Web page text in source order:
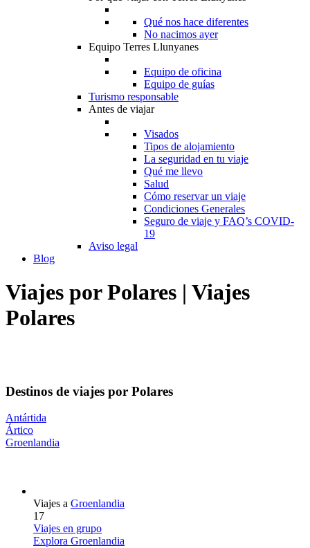
Qué nos hace diferentes
No nacimos ayer
Equipo Terres Llunyanes
Equipo de oficina
Equipo de guías
Turismo responsable
Antes de viajar
Visados
Tipos de alojamiento
La seguridad en tu viaje
Qué me llevo
Salud
Cómo reservar un viaje
Condiciones Generales
Seguro de viaje y FAQ’s COVID-
19
Aviso legal
Blog
Viajes por Polares | Viajes
Polares
Destinos de viajes por Polares
Antártida
Ártico
Groenlandia
Viajes a Groenlandia
17
Viajes en grupo
Explora Groenlandia